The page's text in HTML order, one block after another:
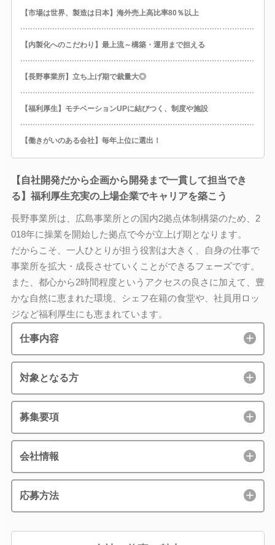
【市場は世界、製造は日本】海外売上高比率80％以上
【内製化へのこだわり】最上流～構築・運用まで担える
【長野事業所】立ち上げ期で裁量大◎
【福利厚生】モチベーションUPに結びつく、制度や施設
【働きがいのある会社】毎年上位に選出！
【自社開発だから企画から開発まで一貫して担当でき
る】福利厚生充実の上場企業でキャリアを築こう
長野事業所は、広島事業所との国内2拠点体制構築のため、2
018年に操業を開始した拠点で今が立上げ期となります。
だからこそ、一人ひとりが担う役割は大きく、自身の仕事で
事業所を拡大・成長させていくことができるフェーズです。
また、都心から2時間程度というアクセスの良さに加えて、豊
かな自然に恵まれた環境、シェフ在籍の食堂や、社員用ロッ
ジなど福利厚生にも恵まれています。
仕事内容
対象となる方
募集要項
会社情報
応募方法